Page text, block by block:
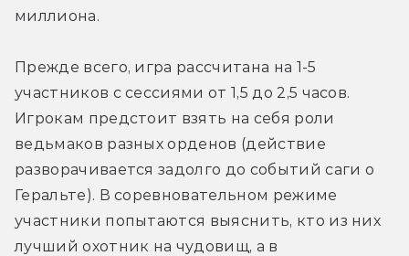
миллиона.
Прежде всего, игра рассчитана на 1-5
участников с сессиями от 1,5 до 2,5 часов.
Игрокам предстоит взять на себя роли
ведьмаков разных орденов (действие
разворачивается задолго до событий саги о
Геральте). В соревновательном режиме
участники попытаются выяснить, кто из них
лучший охотник на чудовищ, а в